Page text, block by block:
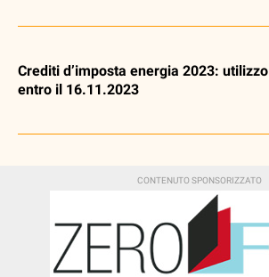
Crediti d’imposta energia 2023: utilizzo
entro il 16.11.2023